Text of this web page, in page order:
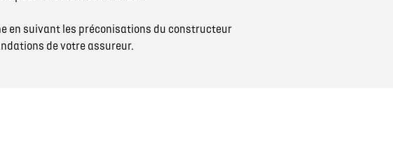
en suivant les préconisations du constructeur
de votre assureur.